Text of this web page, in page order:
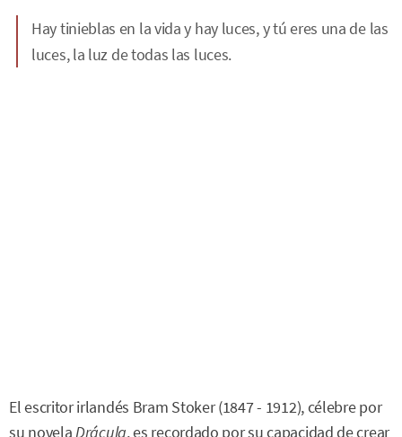
Hay tinieblas en la vida y hay luces, y tú eres una de las
luces, la luz de todas las luces.
El escritor irlandés Bram Stoker (1847 - 1912), célebre por
su novelaDrácula, es recordado por su capacidad de crear